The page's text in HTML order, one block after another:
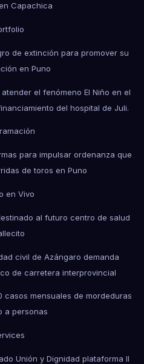
Capachica
de extinción para promover su
en Puno
el fenómeno El Niño en el
del hospital de Juli.
para impulsar ordenanza que
de toros en Puno
en Vivo
al futuro centro de salud
civil de Azángaro demanda
de carretera interprovincial
casos mensuales de mordeduras
a personas
Unión y Dignidad plataforma II